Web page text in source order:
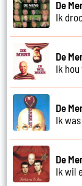
De
Ik
De
Ik
De
Ik
De
Ik wil